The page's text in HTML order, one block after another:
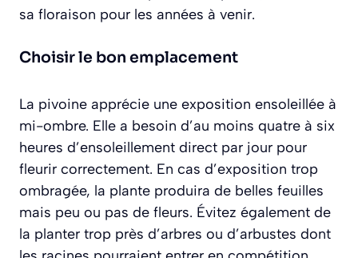
sa floraison pour les années à venir.
Choisir le bon emplacement
La pivoine apprécie une exposition ensoleillée à
mi-ombre. Elle a besoin d’au moins quatre à six
heures d’ensoleillement direct par jour pour
fleurir correctement. En cas d’exposition trop
ombragée, la plante produira de belles feuilles
mais peu ou pas de fleurs. Évitez également de
la planter trop près d’arbres ou d’arbustes dont